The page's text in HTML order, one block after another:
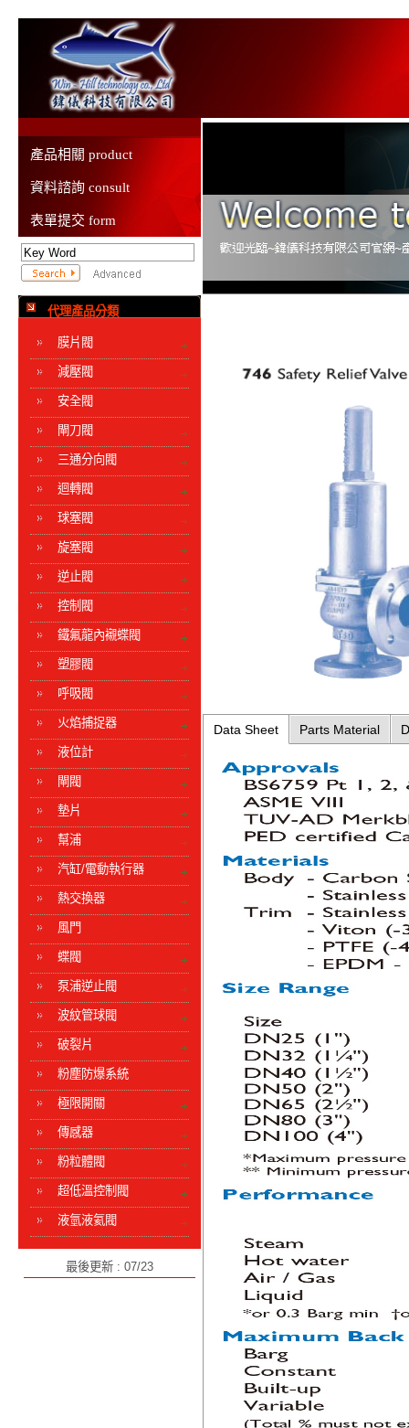
產品相關 product
資料諮詢 consult
表單提交 form
代理產品分類
膜片閥
減壓閥
安全閥
閘刀閥
三通分向閥
迴轉閥
球塞閥
旋塞閥
逆止閥
控制閥
鐵氟龍內襯蝶閥
塑膠閥
呼吸閥
火焰捕捉器
液位計
閘閥
墊片
幫浦
汽缸/電動執行器
熱交換器
風門
蝶閥
泵浦逆止閥
波紋管球閥
破裂片
粉塵防爆系統
極限開關
傳感器
粉粒體閥
超低溫控制閥
液氫液氦閥
最後更新 : 07/23
Data Sheet Parts Material